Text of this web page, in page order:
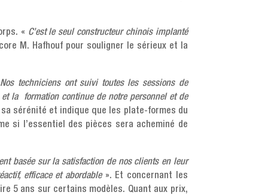
« C’est le seul constructeur chinois implanté
M. Hafhouf pour souligner le sérieux et la
Nos techniciens ont suivi toutes les sessions de
la formation continue de notre personnel et de
sérénité et indique que les plate-formes du
si l’essentiel des pièces sera acheminé de
basée sur la satisfaction de nos clients en leur
efficace et abordable». Et concernant les
5 ans sur certains modèles. Quant aux prix,